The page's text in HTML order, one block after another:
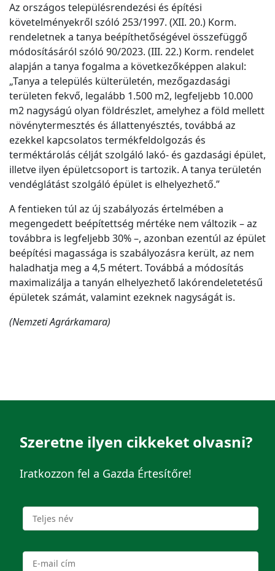
Az országos településrendezési és építési
követelményekről szóló 253/1997. (XII. 20.) Korm.
rendeletnek a tanya beépíthetőségével összefüggő
módosításáról szóló 90/2023. (III. 22.) Korm. rendelet
alapján a tanya fogalma a következőképpen alakul:
„Tanya a település külterületén, mezőgazdasági
területen fekvő, legalább 1.500 m2, legfeljebb 10.000
m2 nagyságú olyan földrészlet, amelyhez a föld mellett
növénytermesztés és állattenyésztés, továbbá az
ezekkel kapcsolatos termékfeldolgozás és
terméktárolás célját szolgáló lakó- és gazdasági épület,
illetve ilyen épületcsoport is tartozik. A tanya területén
vendéglátást szolgáló épület is elhelyezhető.”
A fentieken túl az új szabályozás értelmében a
megengedett beépítettség mértéke nem változik – az
továbbra is legfeljebb 30% –, azonban ezentúl az épület
beépítési magassága is szabályozásra került, az nem
haladhatja meg a 4,5 métert. Továbbá a módosítás
maximalizálja a tanyán elhelyezhető lakórendeletetésű
épületek számát, valamint ezeknek nagyságát is.
(Nemzeti Agrárkamara)
Szeretne ilyen cikkeket olvasni?
Iratkozzon fel a Gazda Értesítőre!